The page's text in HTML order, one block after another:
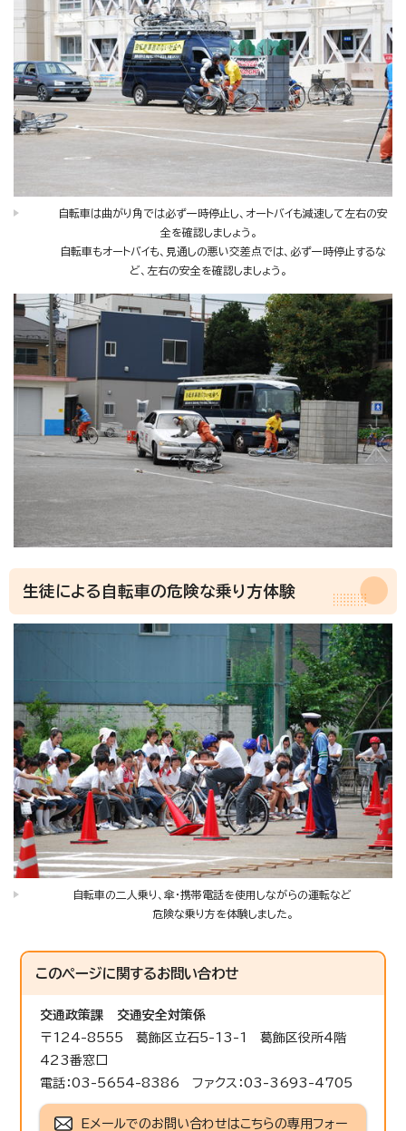
自転車は曲がり角では必ず一時停止し、オートバイも減速して左右の安
全を確認しましょう。
自転車もオートバイも、見通しの悪い交差点では、必ず一時停止するな
ど、左右の安全を確認しましょう。
生徒による自転車の危険な乗り方体験
自転車の二人乗り、傘・携帯電話を使用しながらの運転など
危険な乗り方を体験しました。
このページに関するお問い合わせ
交通政策課
交通安全対策係
〒124-8555 葛飾区立石5-13-1 葛飾区役所4階
423番窓口
電話：03-5654-8386 ファクス：03-3693-4705
Eメールでのお問い合わせはこちらの専用フォー